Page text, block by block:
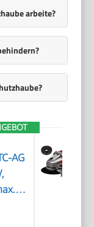
arbeite?
AG